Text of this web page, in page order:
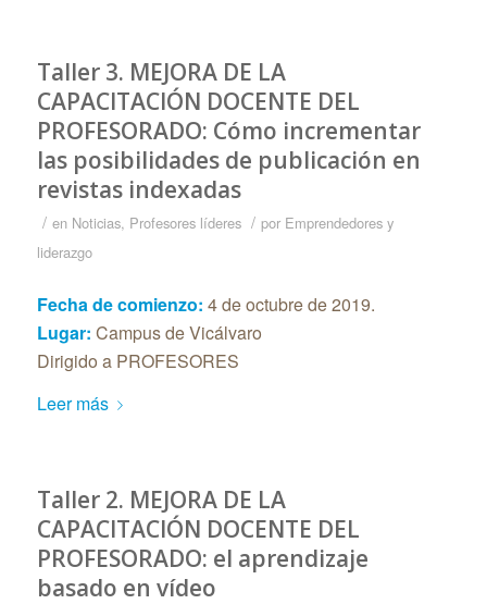
Taller 3. MEJORA DE LA
CAPACITACIÓN DOCENTE DEL
PROFESORADO: Cómo incrementar
las posibilidades de publicación en
revistas indexadas
/ en Noticias, Profesores líderes / por Emprendedores y
liderazgo
Fecha de comienzo: 4 de octubre de 2019.
Lugar: Campus de Vicálvaro
Dirigido a PROFESORES
Leer más
Taller 2. MEJORA DE LA
CAPACITACIÓN DOCENTE DEL
PROFESORADO: el aprendizaje
basado en vídeo